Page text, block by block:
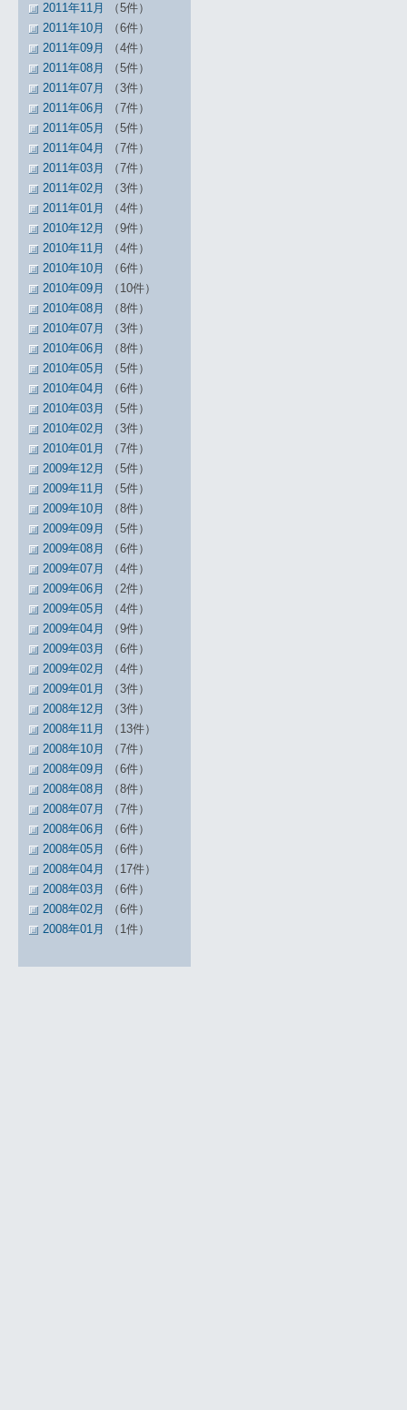
2011年11月
（5件）
2011年10月
（6件）
2011年09月
（4件）
2011年08月
（5件）
2011年07月
（3件）
2011年06月
（7件）
2011年05月
（5件）
2011年04月
（7件）
2011年03月
（7件）
2011年02月
（3件）
2011年01月
（4件）
2010年12月
（9件）
2010年11月
（4件）
2010年10月
（6件）
2010年09月
（10件）
2010年08月
（8件）
2010年07月
（3件）
2010年06月
（8件）
2010年05月
（5件）
2010年04月
（6件）
2010年03月
（5件）
2010年02月
（3件）
2010年01月
（7件）
2009年12月
（5件）
2009年11月
（5件）
2009年10月
（8件）
2009年09月
（5件）
2009年08月
（6件）
2009年07月
（4件）
2009年06月
（2件）
2009年05月
（4件）
2009年04月
（9件）
2009年03月
（6件）
2009年02月
（4件）
2009年01月
（3件）
2008年12月
（3件）
2008年11月
（13件）
2008年10月
（7件）
2008年09月
（6件）
2008年08月
（8件）
2008年07月
（7件）
2008年06月
（6件）
2008年05月
（6件）
2008年04月
（17件）
2008年03月
（6件）
2008年02月
（6件）
2008年01月
（1件）